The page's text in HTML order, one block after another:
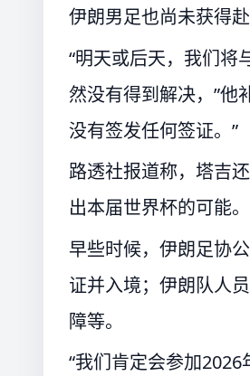
伊朗男足也尚未获得
“明天或后天，我们将
然没有得到解决，”他
没有签发任何签证。”
路透社报道称，塔吉
出本届世界杯的可能。
早些时候，伊朗足协
证并入境；伊朗队人
障等。
“我们肯定会参加2026